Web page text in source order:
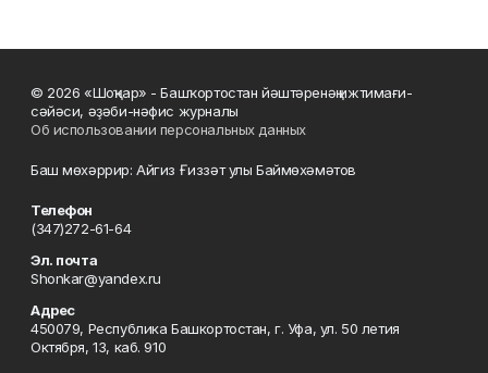
© 2026 «Шоңҡар» - Башҡортостан йәштәренәң ижтимағи-
сәйәси, әҙәби-нәфис журналы
Об использовании персональных данных
Баш мөхәррир: Айгиз Ғиззәт улы Баймөхәмәтов
Телефон
(347)272-61-64
Эл. почта
Shonkar@yandex.ru
Адрес
450079, Республика Башкортостан, г. Уфа, ул. 50 летия
Октября, 13, каб. 910